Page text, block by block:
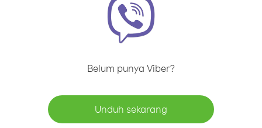
Belum punya Viber?
Unduh sekarang